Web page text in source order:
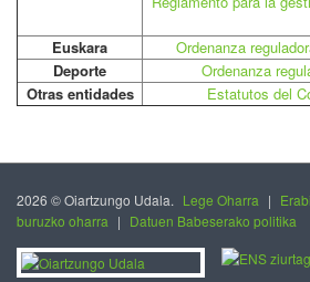
Euskara
Ordenanza
Deporte
Ordenanza
Otras entidades
Estatutos del
2026 © Oiartzungo Udala. Lege Oharra |
buruzko oharra | Datuen Babeserako politika